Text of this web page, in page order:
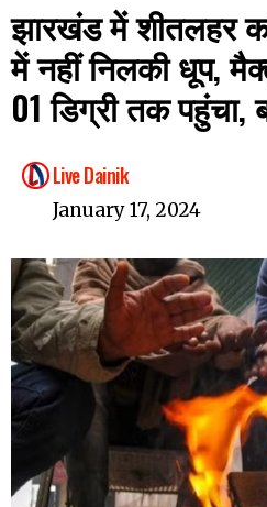
झारखंड में शीतलहर
में नहीं निलकी धूप,
01 डिग्री तक पहुंचा,
Live Dainik
January 17, 2024